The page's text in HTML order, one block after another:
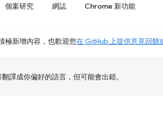
個案研究 網誌 Chrome 新功能
極新增內容，也歡迎您在 GitHub 上提供意見回饋
譯成你偏好的語言，但可能會出錯。